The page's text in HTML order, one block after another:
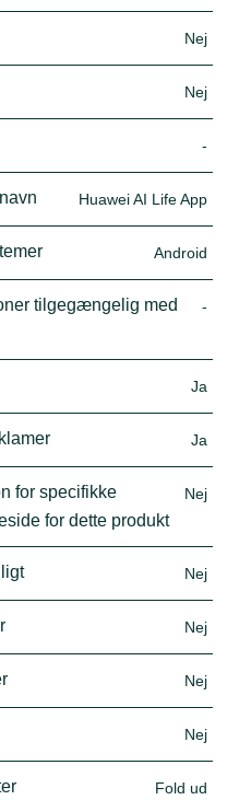
Nej
Nej
-
Huawei AI Life App
Android
tilgegængelig med
-
Ja
Ja
for specifikke
for dette produkt
Nej
Nej
Nej
Nej
Nej
Fold ud